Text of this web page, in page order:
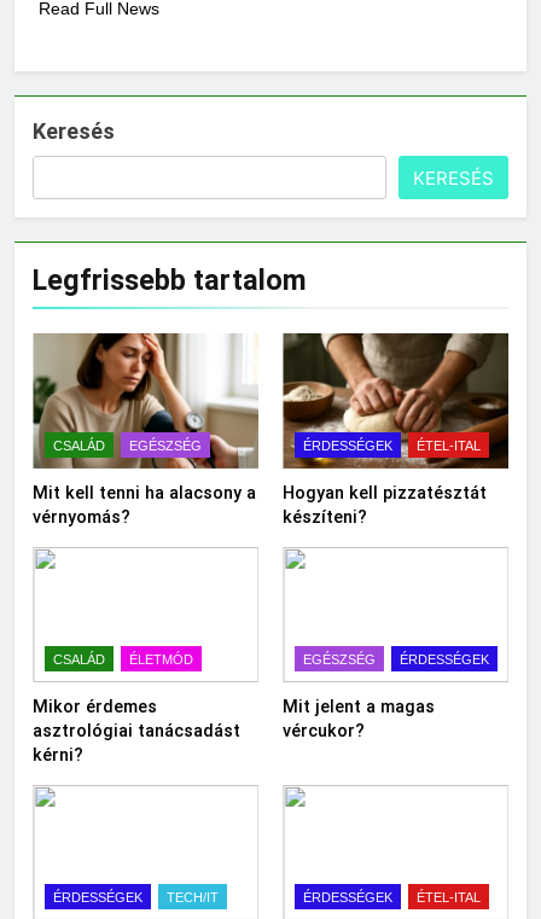
Read Full News
Keresés
KERESÉS
Legfrissebb tartalom
CSALÁD EGÉSZSÉG
Mit kell tenni ha alacsony a
vérnyomás?
ÉRDESSÉGEK ÉTEL-ITAL
Hogyan kell pizzatésztát
készíteni?
CSALÁD ÉLETMÓD
Mikor érdemes
asztrológiai tanácsadást
kérni?
EGÉSZSÉG ÉRDESSÉGEK
Mit jelent a magas
vércukor?
ÉRDESSÉGEK TECH/IT ÉRDESSÉGEK ÉTEL-ITAL